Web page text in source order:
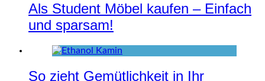
Als Student Möbel kaufen – Einfach
und sparsam!
So zieht Gemütlichkeit in Ihr